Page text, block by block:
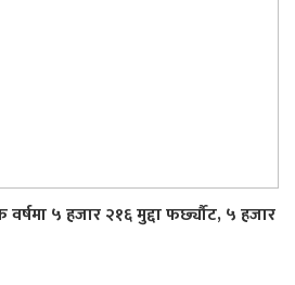
५ हजार २१६ मुद्दा फर्छ्यौट, ५ हजार